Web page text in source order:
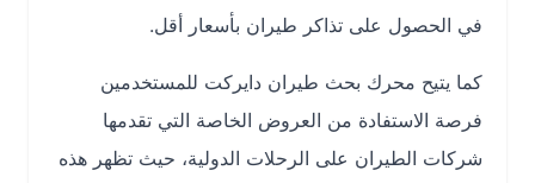
في الحصول على تذاكر طيران بأسعار أقل.
كما يتيح محرك بحث طيران دايركت للمستخدمين
فرصة الاستفادة من العروض الخاصة التي تقدمها
شركات الطيران على الرحلات الدولية، حيث تظهر هذه